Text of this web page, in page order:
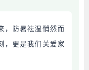
，防暑祛湿悄然而
，更是我们关爱家